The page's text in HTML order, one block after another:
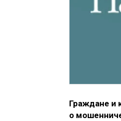
Граждане и
о